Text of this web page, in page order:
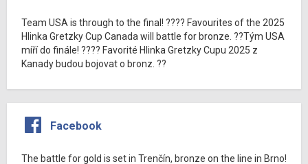
Team USA is through to the final! ???? Favourites of the 2025
Hlinka Gretzky Cup Canada will battle for bronze. ??Tým USA
míří do finále! ???? Favorité Hlinka Gretzky Cupu 2025 z
Kanady budou bojovat o bronz. ??
Facebook
The battle for gold is set in Trenčín, bronze on the line in Brno!